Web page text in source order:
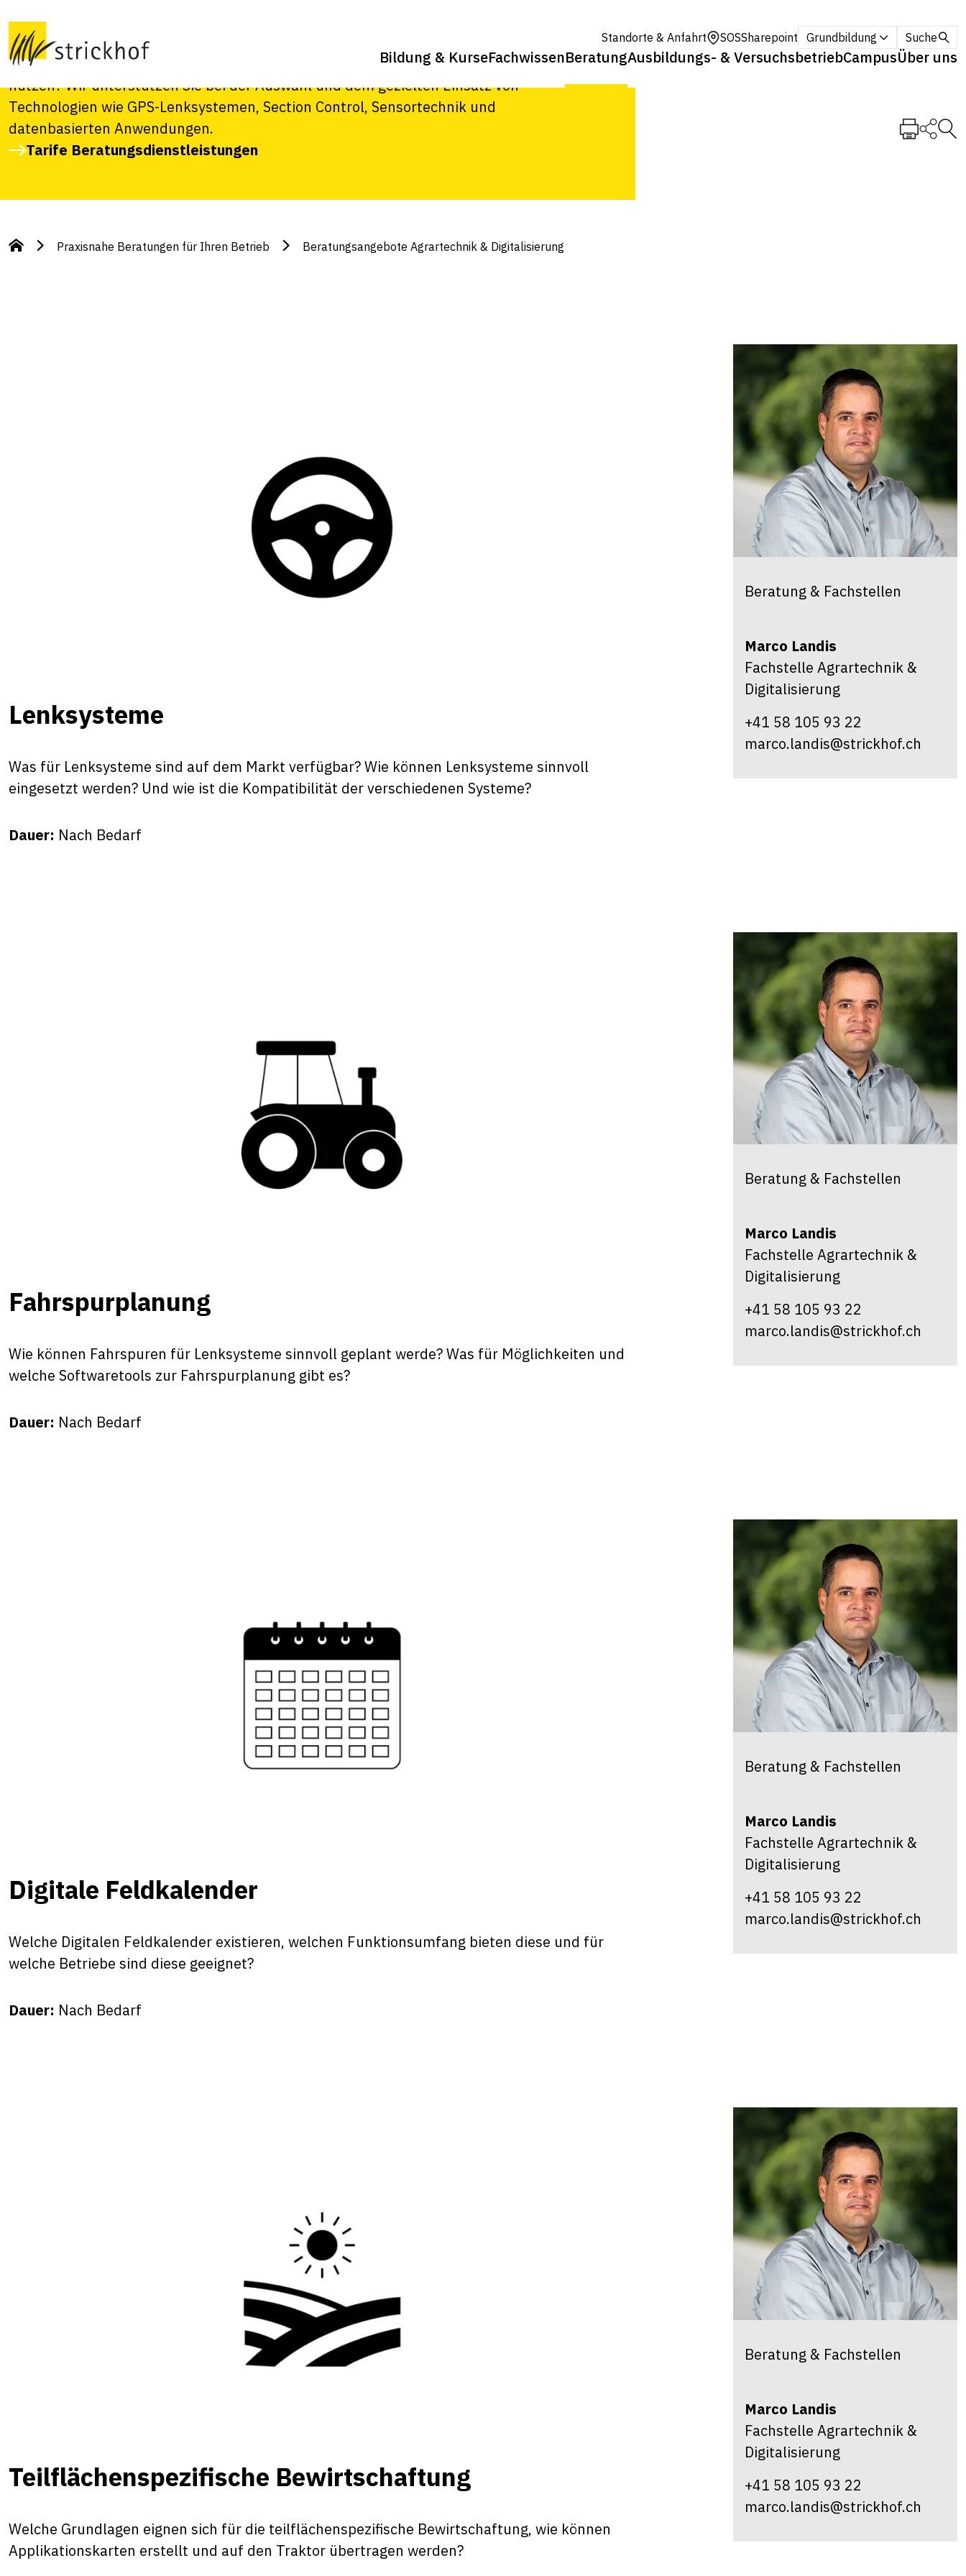
Standorte & Anfahrt SOSSharepoint Grundbildung Suche
Bildung & KurseFachwissenBeratungAusbildungs- & VersuchsbetriebCampusÜber uns
& Digitalisierung
Möchten Sie die Möglichkeiten moderner Agrartechnik und Digitalisierung optimal
nutzen? Wir unterstützen Sie bei der Auswahl und dem gezielten Einsatz von
Technologien wie GPS-Lenksystemen, Section Control, Sensortechnik und
datenbasierten Anwendungen.
Tarife Beratungsdienstleistungen
Praxisnahe Beratungen für Ihren Betrieb Beratungsangebote Agrartechnik & Digitalisierung
Lenksysteme
Was für Lenksysteme sind auf dem Markt verfügbar? Wie können Lenksysteme sinnvoll
eingesetzt werden? Und wie ist die Kompatibilität der verschiedenen Systeme?
Dauer: Nach Bedarf
Beratung & Fachstellen
Marco Landis
Fachstelle Agrartechnik &
Digitalisierung
+41 58 105 93 22
marco.landis@strickhof.ch
Fahrspurplanung
Wie können Fahrspuren für Lenksysteme sinnvoll geplant werde? Was für Möglichkeiten und
welche Softwaretools zur Fahrspurplanung gibt es?
Dauer: Nach Bedarf
Beratung & Fachstellen
Marco Landis
Fachstelle Agrartechnik &
Digitalisierung
+41 58 105 93 22
marco.landis@strickhof.ch
Digitale Feldkalender
Welche Digitalen Feldkalender existieren, welchen Funktionsumfang bieten diese und für
welche Betriebe sind diese geeignet?
Dauer: Nach Bedarf
Beratung & Fachstellen
Marco Landis
Fachstelle Agrartechnik &
Digitalisierung
+41 58 105 93 22
marco.landis@strickhof.ch
Teilflächenspezifische Bewirtschaftung
Welche Grundlagen eignen sich für die teilflächenspezifische Bewirtschaftung, wie können
Applikationskarten erstellt und auf den Traktor übertragen werden?
Beratung & Fachstellen
Marco Landis
Fachstelle Agrartechnik &
Digitalisierung
+41 58 105 93 22
marco.landis@strickhof.ch